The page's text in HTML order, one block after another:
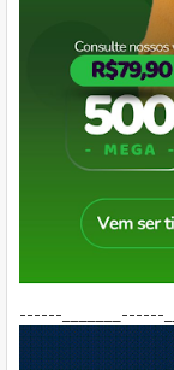
------_______------